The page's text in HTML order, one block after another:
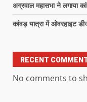
अग्रवाल महासभा ने लगाया
कांवड़ यात्रा में ओवरहाइट
RECENT
No comments to